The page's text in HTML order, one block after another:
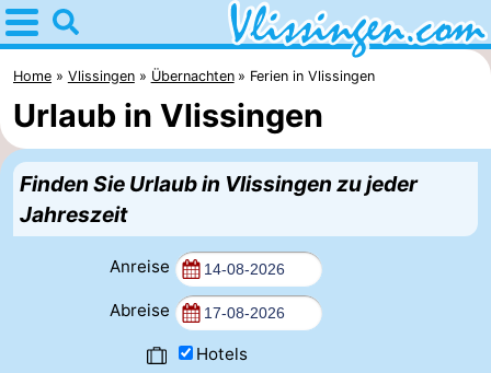
Home
Vlissingen
Tipps
Für
kindern
Übernachten
Appartements
Home Vlissingen Übernachten Ferien in Vlissingen
Urlaub in Vlissingen
Finden Sie Urlaub in Vlissingen zu jeder
Jahreszeit
Anreise
Abreise
Hotels